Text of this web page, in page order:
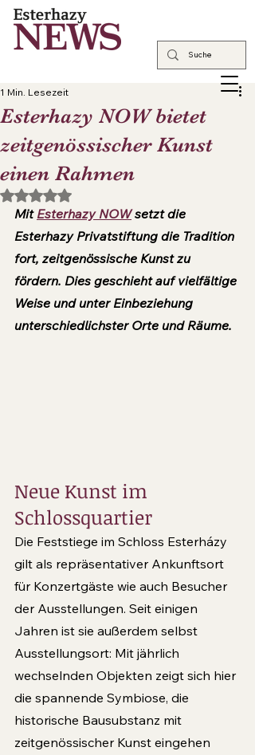
Esterhazy NOW bietet
zeitgenössischer Kunst
einen Rahmen
1 Min. Lesezeit
Mit NaN von 5 Sternen bewertet.
Mit Esterhazy NOW setzt die
Esterhazy Privatstiftung die Tradition
fort, zeitgenössische Kunst zu
fördern. Dies geschieht auf vielfältige
Weise und unter Einbeziehung
unterschiedlichster Orte und Räume.
Neue Kunst im
Schlossquartier
Die Feststiege im Schloss Esterházy
gilt als repräsentativer Ankunftsort
für Konzertgäste wie auch Besucher
der Ausstellungen. Seit einigen
Jahren ist sie außerdem selbst
Ausstel­lungsort: Mit jährlich
wechselnden Objekten zeigt sich hier
die spannende Symbiose, die
historische Bausubstanz mit
zeitgenössischer Kunst eingehen